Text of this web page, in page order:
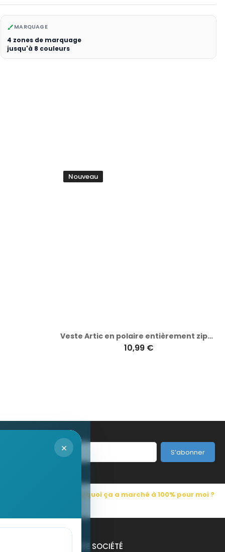
brush MARQUAGE
4 zones de marquage
jusqu'à 8 couleurs
Nouveau
× S’abonner
Pourquoi ça a marché à 100% pour moi ?
NOTRE SOCIÉTÉ